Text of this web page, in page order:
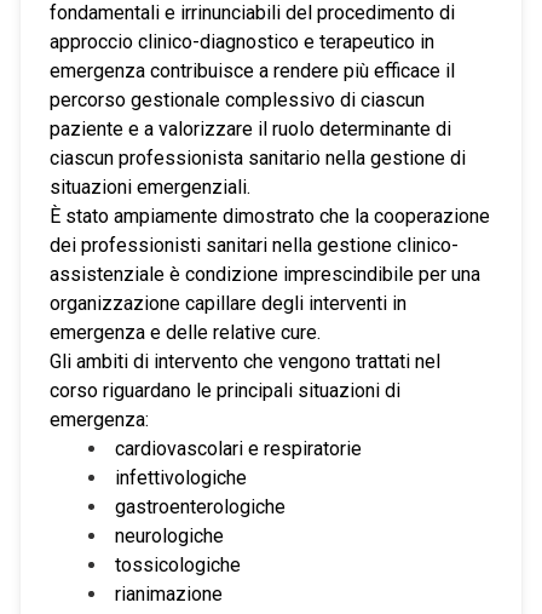
fondamentali e irrinunciabili del procedimento di
approccio clinico-diagnostico e terapeutico in
emergenza contribuisce a rendere più efficace il
percorso gestionale complessivo di ciascun
paziente e a valorizzare il ruolo determinante di
ciascun professionista sanitario nella gestione di
situazioni emergenziali.
È stato ampiamente dimostrato che la cooperazione
dei professionisti sanitari nella gestione clinico-
assistenziale è condizione imprescindibile per una
organizzazione capillare degli interventi in
emergenza e delle relative cure.
Gli ambiti di intervento che vengono trattati nel
corso riguardano le principali situazioni di
emergenza:
cardiovascolari e respiratorie
infettivologiche
gastroenterologiche
neurologiche
tossicologiche
rianimazione